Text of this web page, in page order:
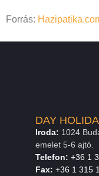
Forrás:
DAY
Iroda: 1024
emelet 5-6 ajtó.
Telefon: +36 1
Fax: +36 1 315